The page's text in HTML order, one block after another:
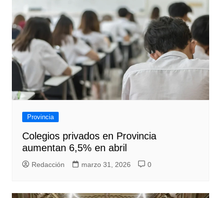
Provincia
Colegios privados en Provincia
aumentan 6,5% en abril
Redacción marzo 31, 2026 0